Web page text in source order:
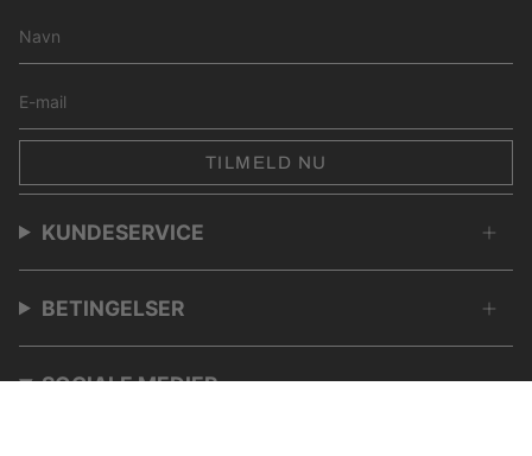
TILMELD NU
KUNDESERVICE
BETINGELSER
SOCIALE MEDIER